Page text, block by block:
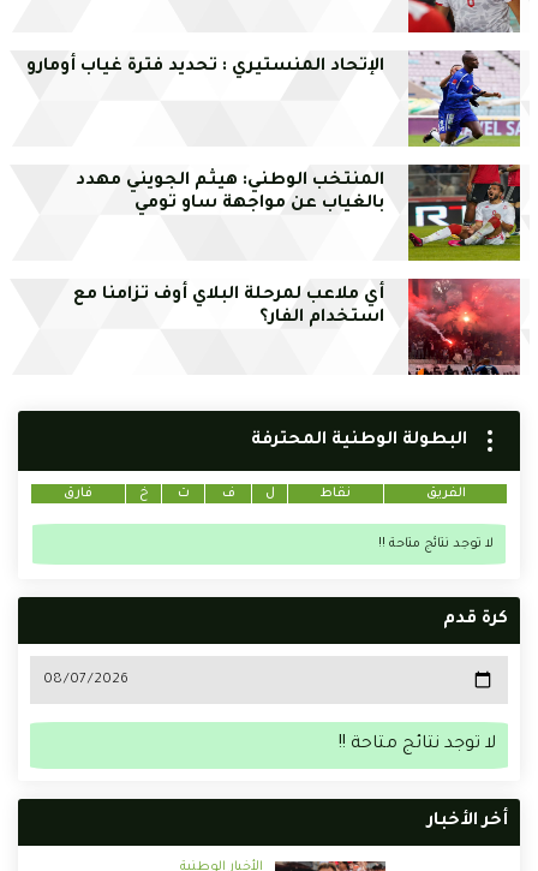
الإتحاد المنستيري : تحديد فترة غياب أومارو
المنتخب الوطني: هيثم الجويني مهدد
بالغياب عن مواجهة ساو تومي
أي ملاعب لمرحلة البلاي أوف تزامنا مع
استخدام الفار؟
البطولة الوطنية المحترفة
الفريق نقاط ل ف ت خ فارق
لا توجد نتائج متاحة !!
كرة قدم
لا توجد نتائج متاحة !!
أخر الأخبار
الأخبار الوطنية